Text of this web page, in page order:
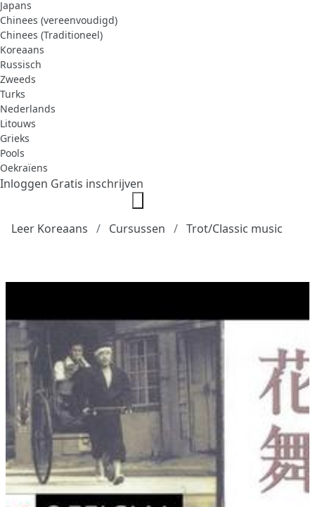
Japans
Chinees (vereenvoudigd)
Chinees (Traditioneel)
Koreaans
Russisch
Zweeds
Turks
Nederlands
Litouws
Grieks
Pools
Oekraïens
Inloggen Gratis inschrijven
Leer Koreaans Cursussen Trot/Classic music